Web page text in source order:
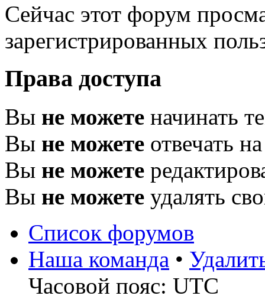
Сейчас этот форум
зарегистрированных
Права доступа
Вы не можете начинать
Вы не можете отвечать
Вы не можете
Вы не можете удалять
Список форумов
Наша команда •
Часовой пояс: UTC